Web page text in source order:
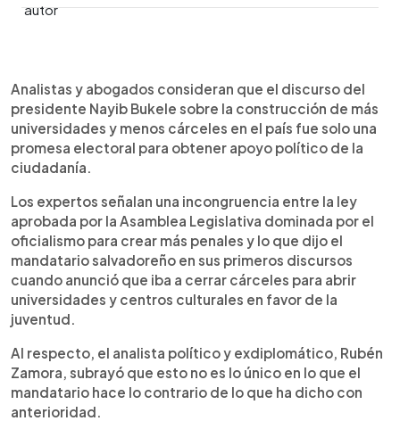
Escuchar artículo
Analistas y abogados consideran que el discurso del
presidente Nayib Bukele sobre la construcción de más
universidades y menos cárceles en el país fue solo una
promesa electoral para obtener apoyo político de la
ciudadanía.
Los expertos señalan una incongruencia entre la ley
aprobada por la Asamblea Legislativa dominada por el
oficialismo para crear más penales y lo que dijo el
mandatario salvadoreño en sus primeros discursos
cuando anunció que iba a cerrar cárceles para abrir
universidades y centros culturales en favor de la
juventud.
Al respecto, el analista político y exdiplomático, Rubén
Zamora, subrayó que esto no es lo único en lo que el
mandatario hace lo contrario de lo que ha dicho con
anterioridad.